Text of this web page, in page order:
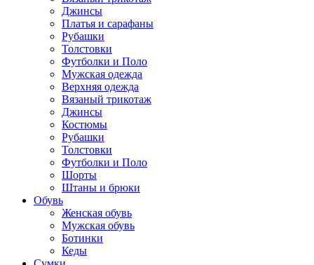
Джинсы
Платья и сарафаны
Рубашки
Толстовки
Футболки и Поло
Мужская одежда
Верхняя одежда
Вязаный трикотаж
Джинсы
Костюмы
Рубашки
Толстовки
Футболки и Поло
Шорты
Штаны и брюки
Обувь
Женская обувь
Мужская обувь
Ботинки
Кеды